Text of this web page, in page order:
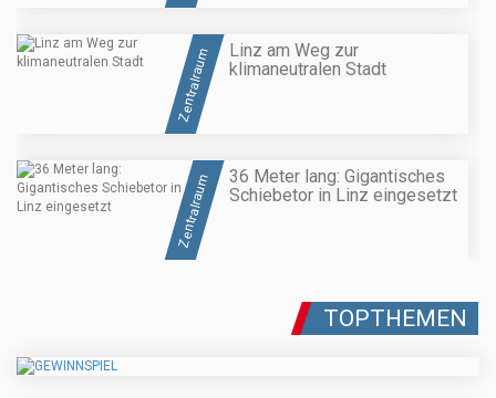
Zentralraum
Linz am Weg zur
klimaneutralen Stadt
Zentralraum
36 Meter lang: Gigantisches
Schiebetor in Linz eingesetzt
TOPTHEMEN